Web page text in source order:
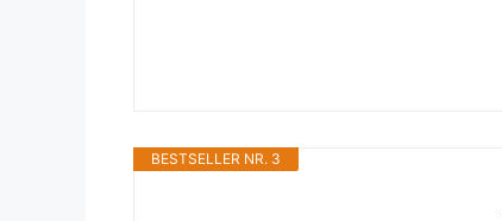
BESTSELLER NR. 3